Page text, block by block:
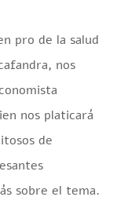
pro de la salud
nos
nos platicará
de
sobre el tema.